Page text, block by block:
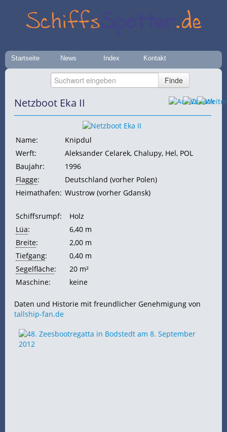
Startseite News Index Kontakt
Netzboot Eka II
Name:
Knipdul
Werft:
Aleksander Celarek, Chalupy, Hel, POL
Baujahr:
1996
Flagge:
Deutschland (vorher Polen)
Heimathafen: Wustrow (vorher Gdansk)
Schiffsrumpf:
Holz
Lüa:
6,40 m
Breite:
2,00 m
Tiefgang:
0,40 m
Segelfläche:
20 m²
Maschine:
keine
Daten und Historie mit freundlicher Genehmigung von
tallship-fan.de